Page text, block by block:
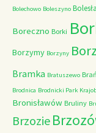
Bolechowo Boleszyno
Boreczno Borki
Borzymy Borzyny
Bramka Bratuszewo
Brodnica Brodnicki Park
Bronisławów Bruliny
Brzozie